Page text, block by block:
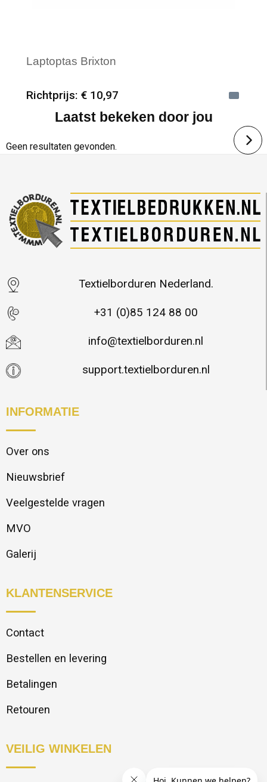
Laptoptas Brixton
Richtprijs: € 10,97
Minimale afname: 12
Laatst bekeken door jou
Geen resultaten gevonden.
Textielborduren Nederland.
+31 (0)85 124 88 00
info@textielborduren.nl
support.textielborduren.nl
INFORMATIE
Over ons
Nieuwsbrief
Veelgestelde vragen
MVO
Galerij
KLANTENSERVICE
Contact
Bestellen en levering
Betalingen
Retouren
VEILIG WINKELEN